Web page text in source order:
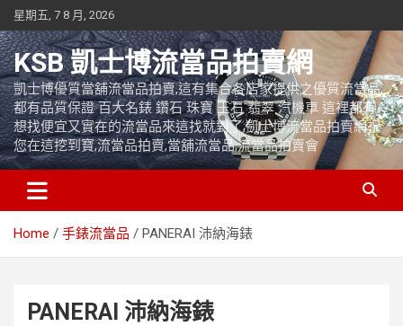
Skip
to
content
星期五, 7 8 月, 2026
KSB 凱士博流當品拍賣網
凱士博優質當舖流當品拍賣,這有集合各店家提供之優質流當品,
都有品質保證 百大名錶 鑽石 珠寶 玉石 翡翠 汽機車 這裡都有
想找便宜又實在的流當品來這找就對了,凱士博流當品拍賣網祝
您在這挖到寶,流當品拍賣,當舖流當品,流當品拍賣會
Home 手錶流當品 PANERAI 沛納海錶
PANERAI 沛納海錶